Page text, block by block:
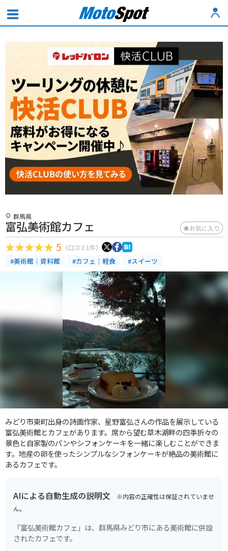
群馬県
富弘美術館カフェ お気に入り
5 （口コミ1件）
#美術館｜資料館 #カフェ｜軽食 #スイーツ
みどり市東町出身の詩画作家、星野富弘さんの作品を展示している
富弘美術館とカフェがあります。席から望む草木湖畔の四季折々の
景色と自家製のパンやシフォンケーキを一緒に楽しむことができま
す。地産の卵を使ったシンプルなシフォンケーキが絶品の美術館に
あるカフェです。
AIによる自動生成の説明文 ※内容の正確性は保証されていませ
ん。
「富弘美術館カフェ」は、群馬県みどり市にある美術館に併設
されたカフェです。